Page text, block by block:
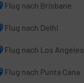
Flug nach Brisbane
Flug nach Delhi
Flug nach Los Angeles
Flug nach Punta Cana